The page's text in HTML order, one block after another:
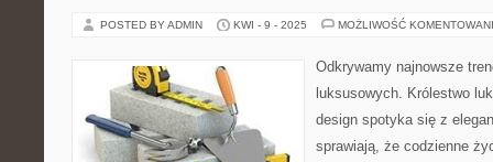
POSTED BY ADMIN KWI - 9 - 2025 MOŻLIWOŚĆ
Odkrywamy najnowsze
luksusowych. Królestwo
design spotyka się z
sprawiają, że codzienne